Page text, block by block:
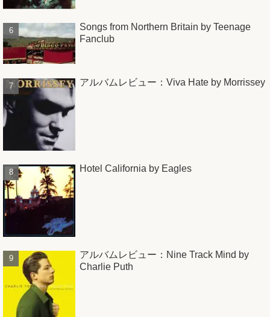
Songs from Northern Britain by Teenage
Fanclub
アルバムレビュー：Viva Hate by Morrissey
Hotel California by Eagles
アルバムレビュー：Nine Track Mind by
Charlie Puth